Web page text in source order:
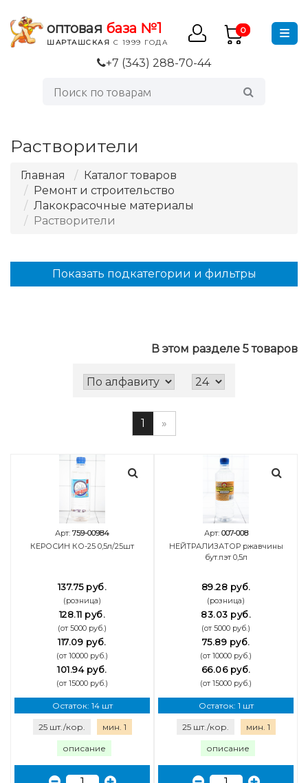
оптовая база №1
ШАРТАШСКАЯ С 1999 ГОДА
0
+7 (343) 288-70-44
Растворители
Главная
Каталог товаров
Ремонт и строительство
Лакокрасочные материалы
Растворители
В этом разделе 5 товаров
1 »
Арт: 759-00984
КЕРОСИН КО-25 0,5л/25шт
137.75 руб.
(розница)
128.11 руб.
(от 5000 руб.)
117.09 руб.
(от 10000 руб.)
101.94 руб.
(от 15000 руб.)
Остаток: 14 шт
25 шт./кор. мин. 1
описание
Арт: 007-008
НЕЙТРАЛИЗАТОР ржавчины
бут.пэт 0,5л
89.28 руб.
(розница)
83.03 руб.
(от 5000 руб.)
75.89 руб.
(от 10000 руб.)
66.06 руб.
(от 15000 руб.)
Остаток: 1 шт
25 шт./кор. мин. 1
описание
Показать подкатегории и фильтры